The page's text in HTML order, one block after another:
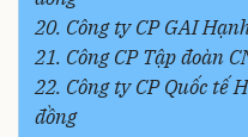
20. Công ty CP GAI
21. Công CP Tập đoàn
22. Công ty CP Quốc tế
đồng